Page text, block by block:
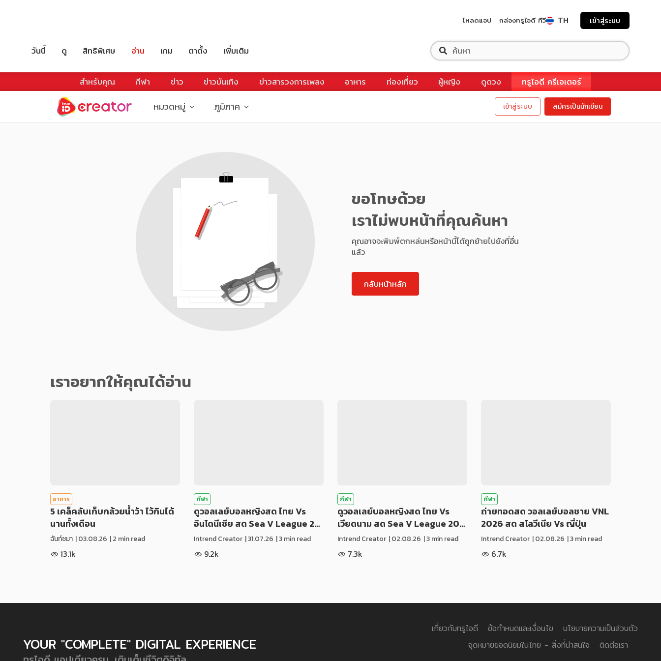
โหลดแอป กล่องทรูไอดี ทีวี TH เข้าสู่ระบบ
วันนี้ ดู สิทธิพิเศษ อ่าน เกม ตาตั้ง เพิ่มเติม
สำหรับคุณ กีฬา ข่าว ข่าวบันเทิง ข่าวสารวงการเพลง อาหาร ท่องเที่ยว ผู้หญิง ดูดวง ทรูไอดี ครีเอเตอร์
หมวดหมู่ ภูมิภาค เข้าสู่ระบบ สมัครเป็นนักเขียน
ขอโทษด้วย
เราไม่พบหน้าที่คุณค้นหา
คุณอาจจะพิมพ์ตกหล่นหรือหน้านี้ได้ถูกย้ายไปยังที่อื่น
แล้ว
กลับหน้าหลัก
เราอยากให้คุณได้อ่าน
อาหาร
5 เคล็คลับเก็บกล้วยน้ำว้า ไว้กินได้
นานทั้งเดือน
ฉันท์ชมา |03.08.26 | 2 min read
13.1k
กีฬา
ดูวอลเลย์บอลหญิงสด ไทย Vs
อินโดนีเซีย สด Sea V League 2…
Intrend Creator |31.07.26 | 3 min read
9.2k
กีฬา
ดูวอลเลย์บอลหญิงสด ไทย Vs
เวียดนาม สด Sea V League 20…
Intrend Creator |02.08.26 | 3 min read
7.3k
กีฬา
ถ่ายทอดสด วอลเลย์บอลชาย VNL
2026 สด สโลวีเนีย Vs ญี่ปุ่น
Intrend Creator |02.08.26 | 3 min read
6.7k
YOUR "COMPLETE" DIGITAL EXPERIENCE
เกี่ยวกับทรูไอดี ข้อกำหนดและเงื่อนไข
นโยบายความเป็นส่วนตัว
จุดหมายยอดนิยมในไทย - สิ่งที่น่าสนใจ
ติดต่อเรา